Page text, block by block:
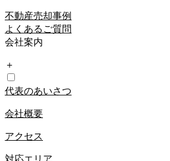
不動産売却事例
よくあるご質問
会社案内
＋
代表のあいさつ
会社概要
アクセス
対応エリア